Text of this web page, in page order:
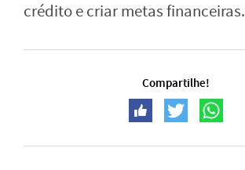
crédito e criar metas financeiras.
Compartilhe!